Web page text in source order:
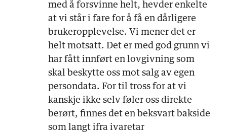
med å forsvinne helt, hevder enkelte
at vi står i fare for å få en dårligere
brukeropplevelse. Vi mener det er
helt motsatt. Det er med god grunn vi
har fått innført en lovgivning som
skal beskytte oss mot salg av egen
persondata. For til tross for at vi
kanskje ikke selv føler oss direkte
berørt, finnes det en beksvart bakside
som langt ifra ivaretar